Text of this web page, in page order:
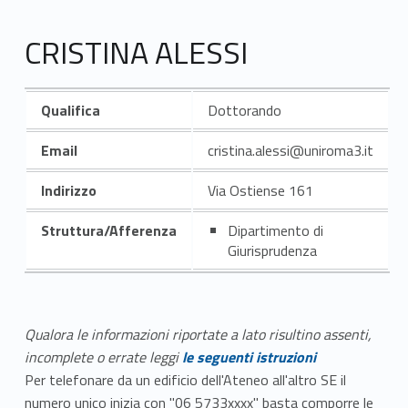
CRISTINA ALESSI
Qualifica
Dottorando
Email
cristina.alessi@uniroma3.it
Indirizzo
Via Ostiense 161
Struttura/Afferenza
Dipartimento di
Giurisprudenza
Qualora le informazioni riportate a lato risultino assenti,
incomplete o errate leggile seguenti istruzioni
Per telefonare da un edificio dell'Ateneo all'altro SE il
numero unico inizia con "06 5733xxxx" basta comporre le